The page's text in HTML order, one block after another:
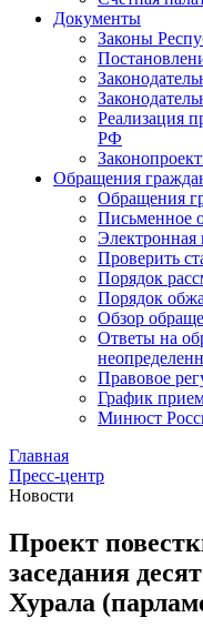
Документы
Законы
Реализация
РФ
Обращения
Обращения
Письменное
Электронная
Проверить
Порядок
Порядок
Обзор
Ответы на
Правовое
График
Минюст
Главная
Пресс-центр
Новости
Проект
заседания
Хурала